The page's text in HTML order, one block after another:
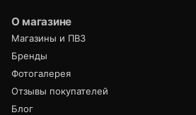
О магазине
Магазины и ПВЗ
Бренды
Фотогалерея
Отзывы покупателей
Блог